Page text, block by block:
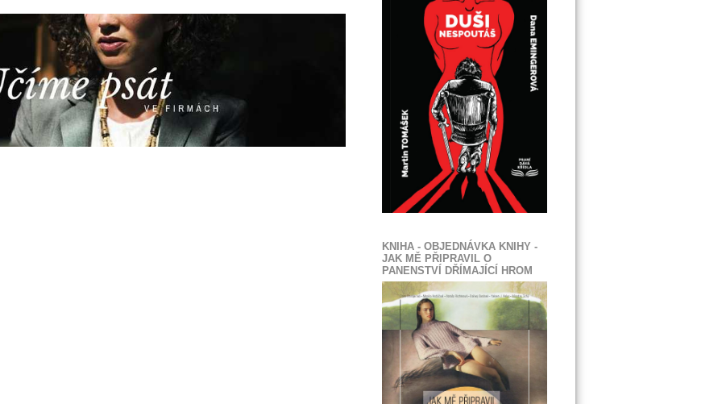
KNIHA - OBJEDNÁVKA KNIHY -
JAK MĚ PŘIPRAVIL O
PANENSTVÍ DŘÍMAJÍCÍ HROM